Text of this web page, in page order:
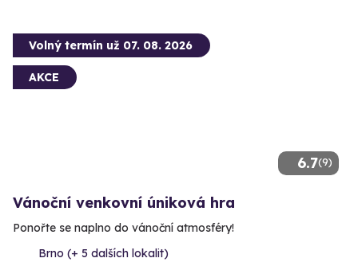
6.7(9)
Volný termín už 07. 08. 2026
AKCE
Vánoční venkovní úniková hra
Ponořte se naplno do vánoční atmosféry!
Brno (+ 5 dalších lokalit)